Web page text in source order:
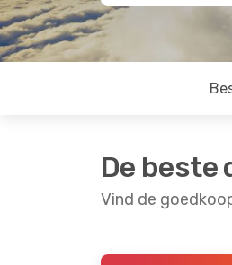
De beste
Vind de